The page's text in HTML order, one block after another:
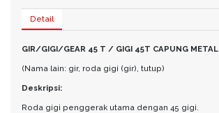
Detail
GIR/GIGI/GEAR 45 T / GIGI 45T CAPUNG METAL
(Nama lain: gir, roda gigi (gir), tutup)
Deskripsi:
Roda gigi penggerak utama dengan 45 gigi.